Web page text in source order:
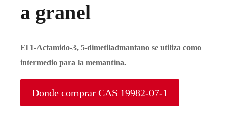
a granel
El 1-Actamido-3, 5-dimetiladmantano se utiliza como
intermedio para la memantina.
Donde comprar CAS 19982-07-1